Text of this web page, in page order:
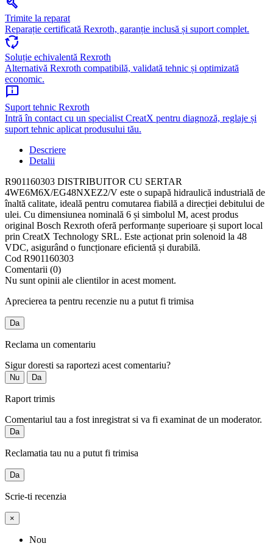
Trimite la reparat
Reparație certificată Rexroth, garanție inclusă și suport complet.
cycle
Soluție echivalentă Rexroth
Alternativă Rexroth compatibilă, validată tehnic și optimizată
economic.
chat_info
Suport tehnic Rexroth
Intră în contact cu un specialist CreatX pentru diagnoză, reglaje și
suport tehnic aplicat produsului tău.
Descriere
Detalii
R901160303 DISTRIBUITOR CU SERTAR
4WE6M6X/EG48NXEZ2/V este o supapă hidraulică industrială de
înaltă calitate, ideală pentru comutarea fiabilă a direcției debitului de
ulei. Cu dimensiunea nominală 6 și simbolul M, acest produs
original Bosch Rexroth oferă performanțe superioare și suport local
prin CreatX Technology SRL. Este acționat prin solenoid la 48
VDC, asigurând o funcționare eficientă și durabilă.
Cod R901160303
Comentarii (0)
Nu sunt opinii ale clientilor in acest moment.
Aprecierea ta pentru recenzie nu a putut fi trimisa
Da
Reclama un comentariu
Sigur doresti sa raportezi acest comentariu?
Nu Da
Raport trimis
Comentariul tau a fost inregistrat si va fi examinat de un moderator.
Da
Reclamatia tau nu a putut fi trimisa
Da
Scrie-ti recenzia
×
Nou